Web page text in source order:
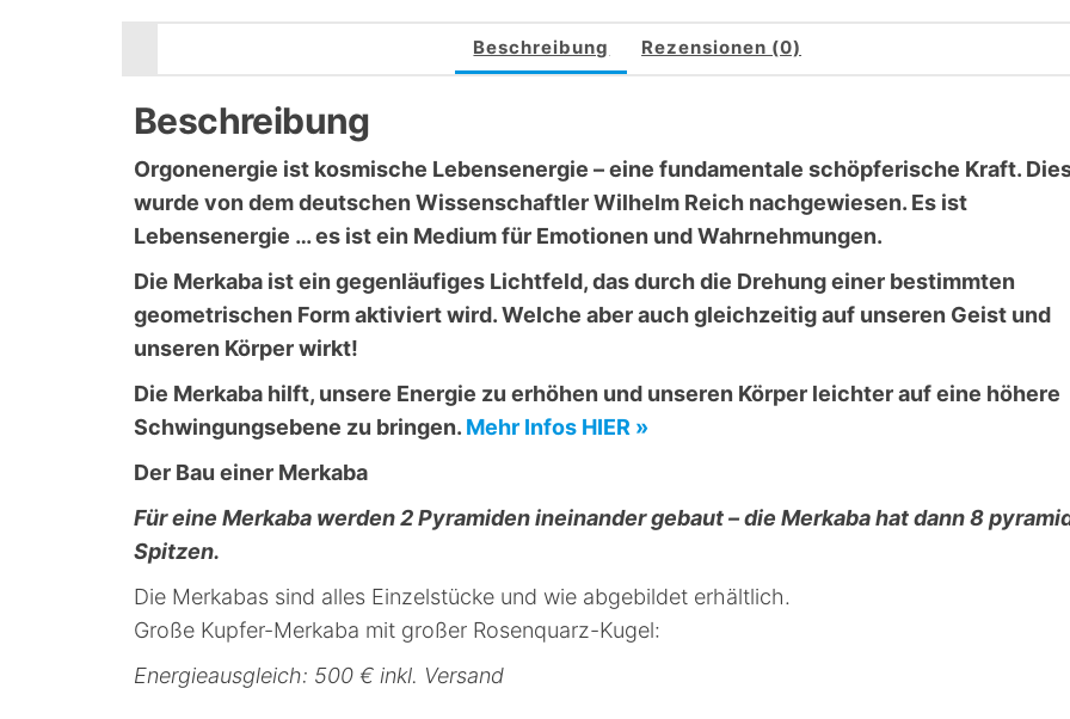
Bergkristall
Rosenquarz-
Kugel
Menge
Beschreibung Rezensionen (0)
Beschreibung
Orgonenergie ist kosmische Lebensenergie – eine fundamentale schöpferische Kraft.
wurde von dem deutschen Wissenschaftler Wilhelm Reich nachgewiesen. Es ist
Lebensenergie … es ist ein Medium für Emotionen und Wahrnehmungen.
Die Merkaba ist ein gegenläufiges Lichtfeld, das durch die Drehung einer bestimmten
geometrischen Form aktiviert wird. Welche aber auch gleichzeitig auf unseren Geist und
unseren Körper wirkt!
Die Merkaba hilft, unsere Energie zu erhöhen und unseren Körper leichter auf eine höhere
Schwingungsebene zu bringen. Mehr Infos HIER »
Der Bau einer Merkaba
Für eine Merkaba werden 2 Pyramiden ineinander gebaut – die Merkaba hat dann 8
Spitzen.
Die Merkabas sind alles Einzelstücke und wie abgebildet erhältlich.
Große Kupfer-Merkaba mit großer Rosenquarz-Kugel:
Energieausgleich: 500 € inkl. Versand